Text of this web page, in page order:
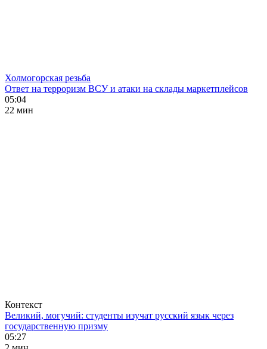
Холмогорская резьба
Ответ на терроризм ВСУ и атаки на склады маркетплейсов
05:04
22 мин
Контекст
Великий, могучий: студенты изучат русский язык через
государственную призму
05:27